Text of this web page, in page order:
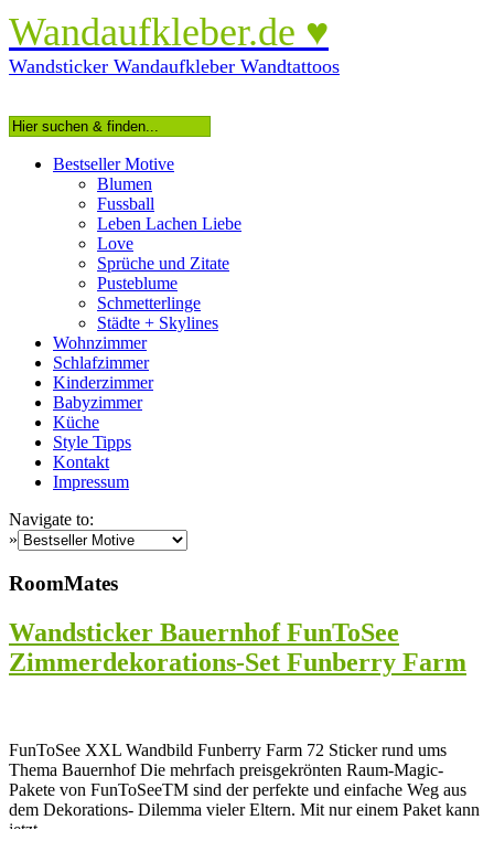
Wandaufkleber.de ♥
Wandsticker Wandaufkleber Wandtattoos
Bestseller Motive
Blumen
Fussball
Leben Lachen Liebe
Love
Sprüche und Zitate
Pusteblume
Schmetterlinge
Städte + Skylines
Wohnzimmer
Schlafzimmer
Kinderzimmer
Babyzimmer
Küche
Style Tipps
Kontakt
Impressum
Navigate to:
»
RoomMates
Wandsticker Bauernhof FunToSee
Zimmerdekorations-Set Funberry Farm
FunToSee XXL Wandbild Funberry Farm 72 Sticker rund ums
Thema Bauernhof Die mehrfach preisgekrönten Raum-Magic-
Pakete von FunToSeeTM sind der perfekte und einfache Weg aus
dem Dekorations- Dilemma vieler Eltern. Mit nur einem Paket kann
jetzt...